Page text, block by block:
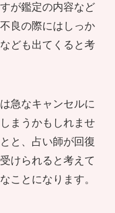
まつわる日
騒がしい 霊
が鑑定の内容など
良の際にはしっか
ども出てくると考
急なキャンセルに
まうかもしれませ
と、占い師が回復
けられると考えて
ことになります。